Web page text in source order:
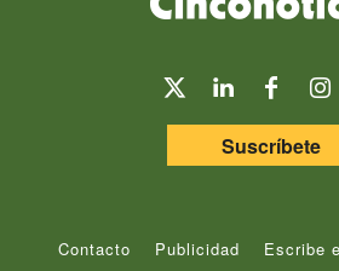
Suscríbete
Contacto Publicidad
Escribe